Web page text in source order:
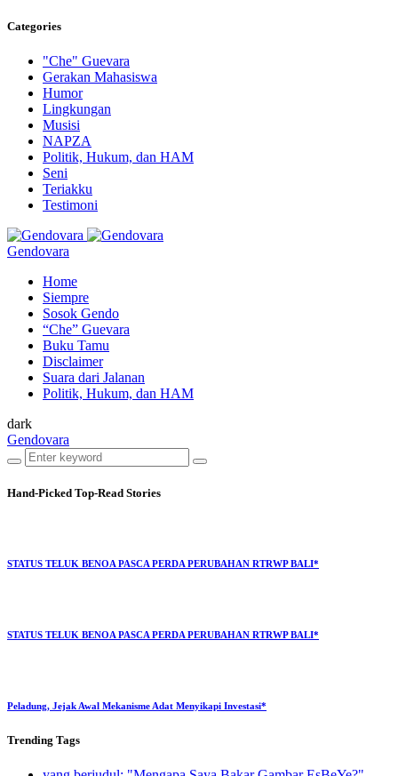
Categories
"Che" Guevara
Gerakan Mahasiswa
Humor
Lingkungan
Musisi
NAPZA
Politik, Hukum, dan HAM
Seni
Teriakku
Testimoni
Gendovara
Home
Siempre
Sosok Gendo
“Che” Guevara
Buku Tamu
Disclaimer
Suara dari Jalanan
Politik, Hukum, dan HAM
dark
Gendovara
Hand-Picked Top-Read Stories
STATUS TELUK BENOA PASCA PERDA PERUBAHAN RTRWP BALI*
STATUS TELUK BENOA PASCA PERDA PERUBAHAN RTRWP BALI*
Peladung, Jejak Awal Mekanisme Adat Menyikapi Investasi*
Trending Tags